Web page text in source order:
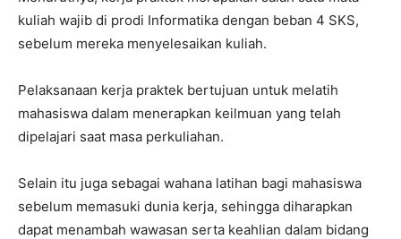
kuliah wajib di prodi Informatika dengan beban 4 SKS,
sebelum mereka menyelesaikan kuliah.
Pelaksanaan kerja praktek bertujuan untuk melatih
mahasiswa dalam menerapkan keilmuan yang telah
dipelajari saat masa perkuliahan.
Selain itu juga sebagai wahana latihan bagi mahasiswa
sebelum memasuki dunia kerja, sehingga diharapkan
dapat menambah wawasan serta keahlian dalam bidang